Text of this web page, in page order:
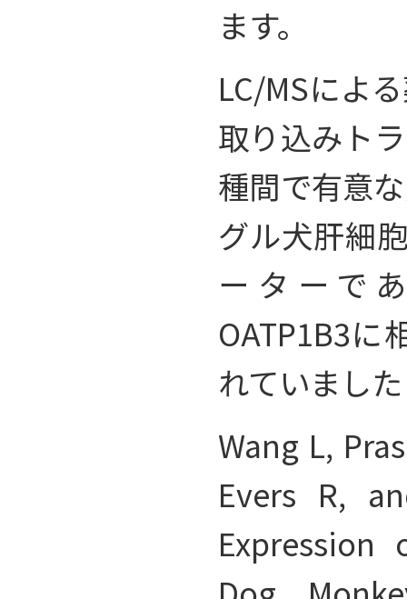
ます。
LC/MSによ
取り込みト
種間で有意
グル犬肝細
ーターで
OATP1B3に
れていまし
Wang L,
Evers R,
Expression